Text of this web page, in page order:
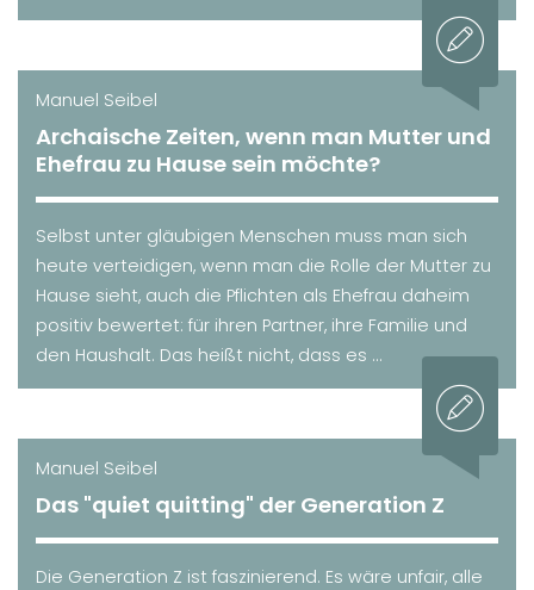
Manuel Seibel
Archaische Zeiten, wenn man Mutter und
Ehefrau zu Hause sein möchte?
Selbst unter gläubigen Menschen muss man sich
heute verteidigen, wenn man die Rolle der Mutter zu
Hause sieht, auch die Pflichten als Ehefrau daheim
positiv bewertet: für ihren Partner, ihre Familie und
den Haushalt. Das heißt nicht, dass es ...
Manuel Seibel
Das "quiet quitting" der Generation Z
Die Generation Z ist faszinierend. Es wäre unfair, alle